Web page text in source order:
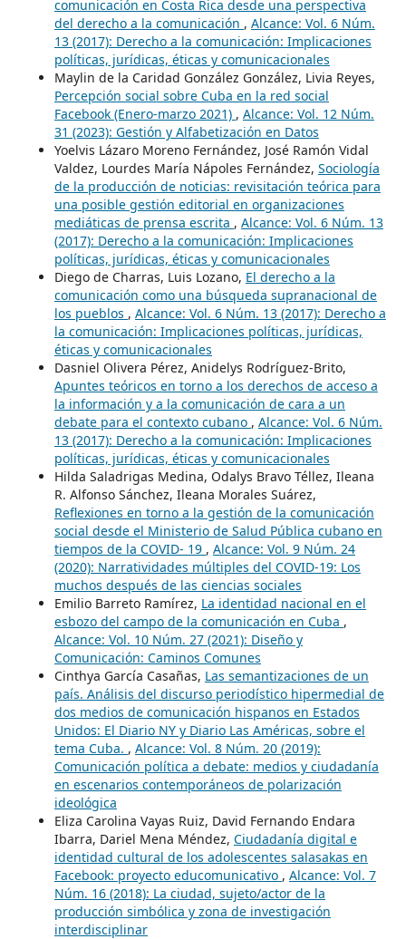
comunicación en Costa Rica desde una perspectiva
del derecho a la comunicación , Alcance: Vol. 6 Núm.
13 (2017): Derecho a la comunicación: Implicaciones
políticas, jurídicas, éticas y comunicacionales
Maylin de la Caridad González González, Livia Reyes,
Percepción social sobre Cuba en la red social
Facebook (Enero-marzo 2021) , Alcance: Vol. 12 Núm.
31 (2023): Gestión y Alfabetización en Datos
Yoelvis Lázaro Moreno Fernández, José Ramón Vidal
Valdez, Lourdes María Nápoles Fernández, Sociología
de la producción de noticias: revisitación teórica para
una posible gestión editorial en organizaciones
mediáticas de prensa escrita , Alcance: Vol. 6 Núm. 13
(2017): Derecho a la comunicación: Implicaciones
políticas, jurídicas, éticas y comunicacionales
Diego de Charras, Luis Lozano, El derecho a la
comunicación como una búsqueda supranacional de
los pueblos , Alcance: Vol. 6 Núm. 13 (2017): Derecho a
la comunicación: Implicaciones políticas, jurídicas,
éticas y comunicacionales
Dasniel Olivera Pérez, Anidelys Rodríguez-Brito,
Apuntes teóricos en torno a los derechos de acceso a
la información y a la comunicación de cara a un
debate para el contexto cubano , Alcance: Vol. 6 Núm.
13 (2017): Derecho a la comunicación: Implicaciones
políticas, jurídicas, éticas y comunicacionales
Hilda Saladrigas Medina, Odalys Bravo Téllez, Ileana
R. Alfonso Sánchez, Ileana Morales Suárez,
Reflexiones en torno a la gestión de la comunicación
social desde el Ministerio de Salud Pública cubano en
tiempos de la COVID- 19 , Alcance: Vol. 9 Núm. 24
(2020): Narratividades múltiples del COVID-19: Los
muchos después de las ciencias sociales
Emilio Barreto Ramírez, La identidad nacional en el
esbozo del campo de la comunicación en Cuba ,
Alcance: Vol. 10 Núm. 27 (2021): Diseño y
Comunicación: Caminos Comunes
Cinthya García Casañas, Las semantizaciones de un
país. Análisis del discurso periodístico hipermedial de
dos medios de comunicación hispanos en Estados
Unidos: El Diario NY y Diario Las Américas, sobre el
tema Cuba. , Alcance: Vol. 8 Núm. 20 (2019):
Comunicación política a debate: medios y ciudadanía
en escenarios contemporáneos de polarización
ideológica
Eliza Carolina Vayas Ruiz, David Fernando Endara
Ibarra, Dariel Mena Méndez, Ciudadanía digital e
identidad cultural de los adolescentes salasakas en
Facebook: proyecto educomunicativo , Alcance: Vol. 7
Núm. 16 (2018): La ciudad, sujeto/actor de la
producción simbólica y zona de investigación
interdisciplinar